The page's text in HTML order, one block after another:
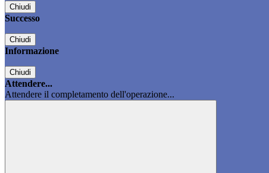
Chiudi
Successo
Chiudi
Informazione
Chiudi
Attendere...
Attendere il completamento dell'operazione...